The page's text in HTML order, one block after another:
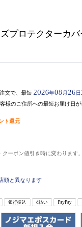
プロテクターカバ
文で、最短 2026年08 月 26日
様のご住所への最短お届け日が
ト還元
ーポン値引き時に変わります
頭と異なります
銀行振込 d払い PayPay